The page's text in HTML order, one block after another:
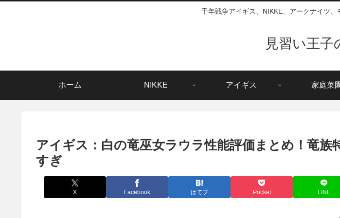
千年戦争アイギス、NIKKE、アークナイツ
見習い王子
ホーム NIKKE アイギス 家庭菜
アイギス：白の竜巫女ラウラ性能評価まとめ！竜族
すぎ
X Facebook はてブ Pocket LINE